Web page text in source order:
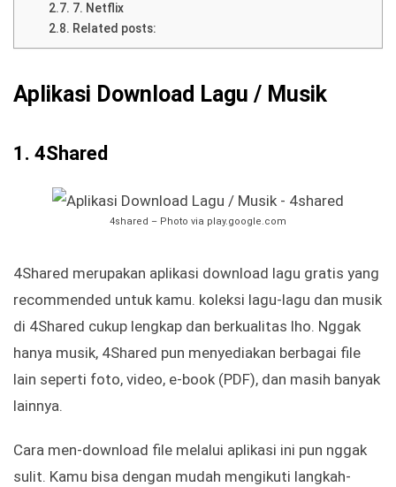
7. Netflix
Related posts:
Aplikasi Download Lagu / Musik
1. 4Shared
4shared – Photo via play.google.com
4Shared merupakan aplikasi download lagu gratis yang
recommended untuk kamu. koleksi lagu-lagu dan musik
di 4Shared cukup lengkap dan berkualitas lho. Nggak
hanya musik, 4Shared pun menyediakan berbagai file
lain seperti foto, video, e-book (PDF), dan masih banyak
lainnya.
Cara men-download file melalui aplikasi ini pun nggak
sulit. Kamu bisa dengan mudah mengikuti langkah-